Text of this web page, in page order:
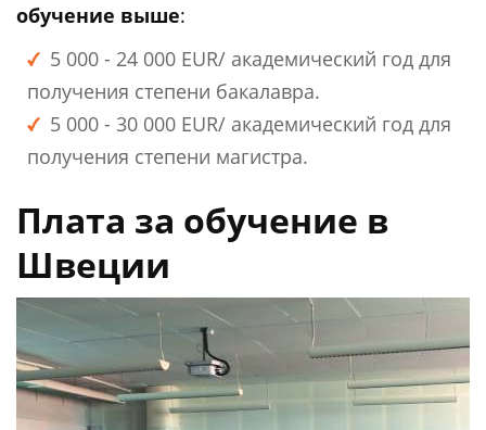
обучение выше:
5 000 - 24 000 EUR/ академический год для
получения степени бакалавра.
5 000 - 30 000 EUR/ академический год для
получения степени магистра.
Плата за обучение в
Швеции